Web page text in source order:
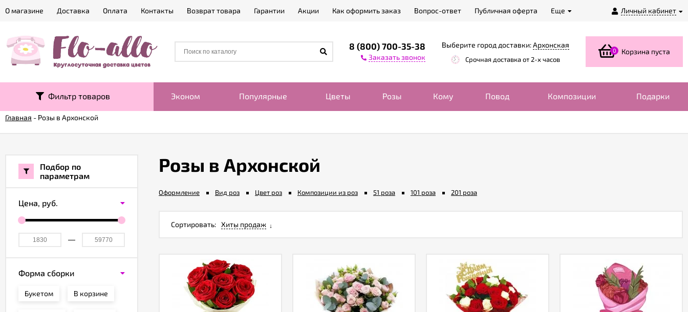
Личный кабинет
О магазине Доставка Оплата Контакты Возврат товара Гарантии Акции Как оформить заказ Вопрос-ответ Публичная оферта Еще
8 (800) 700-35-38
Заказать звонок
Выберите город доставки:Архонская
Срочная доставка от 2-х часов
0 Корзина пуста
Фильтр товаров Эконом Популярные Цветы Розы Кому Повод Композиции Подарки
Главная - Розы в Архонской
Розы в Архонской
Оформление Вид роз Цвет роз Композиции из роз 51 роза 101 роза 201 роза
Сортировать: Хиты продаж
Подбор по
параметрам
Цена, руб.
Форма сборки
Букетом В корзине